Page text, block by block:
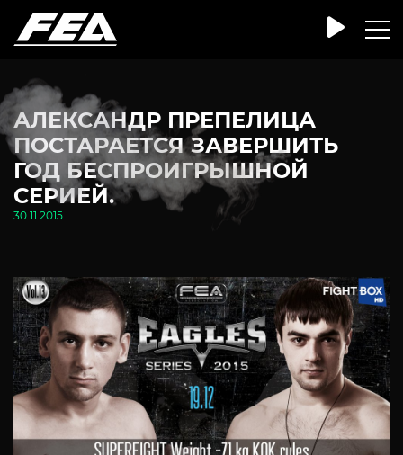
АЛЕКСАНДР ПРЕПЕЛИЦА
ПОСТАРАЕТСЯ ЗАВЕРШИТЬ
ГОД БЕСПРОИГРЫШНОЙ
СЕРИЕЙ.
30.11.2015